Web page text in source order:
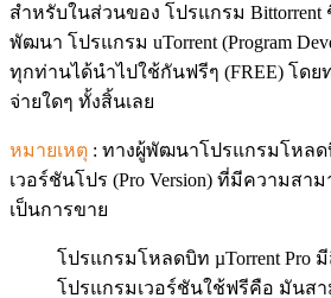
สำหรับในส่วนของ โปรแกรม Bittorrent
พัฒนา โปรแกรม uTorrent (Program
ทุกท่านได้นำไปใช้กันฟรีๆ (FREE) โดย
จ่ายใดๆ ทั้งสิ้นเลย
หมายเหตุ : ทางผู้พัฒนาโปรแกรมโหลด
เวอร์ชันโปร (Pro Version) ที่มีความสา
เป็นการขาย
โปรแกรมโหลดบิท µTorrent Pro
โปรแกรมเวอร์ชันใช้ฟรีคือ มันสา